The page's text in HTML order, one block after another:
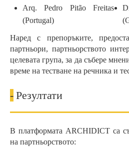
Arq. Pedro Pitão Freitas
(Portugal)
Наред с препоръките,
партньори, партньорството
целевата група, за да събере
време на тестване на речника и
- Резултати
В платформата ARCHIDICT са
на партньорството: